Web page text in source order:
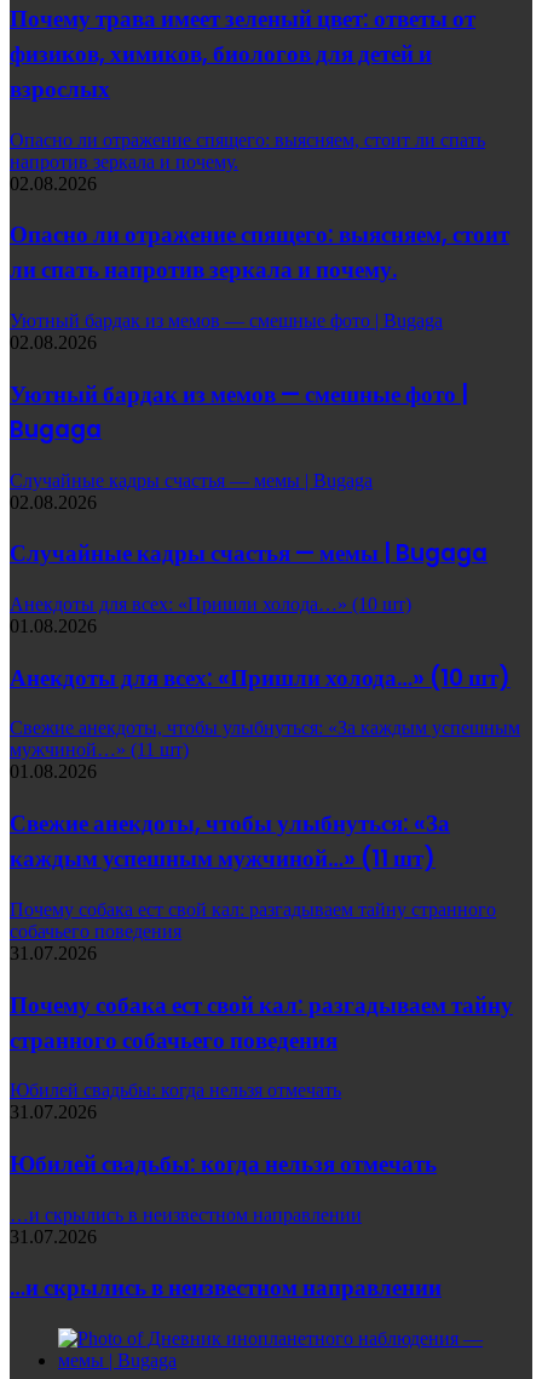
Почему трава имеет зеленый цвет: ответы от
физиков, химиков, биологов для детей и
взрослых
Опасно ли отражение спящего: выясняем, стоит ли спать
напротив зеркала и почему.
02.08.2026
Опасно ли отражение спящего: выясняем, стоит
ли спать напротив зеркала и почему.
Уютный бардак из мемов — смешные фото | Bugaga
02.08.2026
Уютный бардак из мемов — смешные фото |
Bugaga
Случайные кадры счастья — мемы | Bugaga
02.08.2026
Случайные кадры счастья — мемы | Bugaga
Анекдоты для всех: «Пришли холода…» (10 шт)
01.08.2026
Анекдоты для всех: «Пришли холода…» (10 шт)
Свежие анекдоты, чтобы улыбнуться: «За каждым успешным
мужчиной…» (11 шт)
01.08.2026
Свежие анекдоты, чтобы улыбнуться: «За
каждым успешным мужчиной…» (11 шт)
Почему собака ест свой кал: разгадываем тайну странного
собачьего поведения
31.07.2026
Почему собака ест свой кал: разгадываем тайну
странного собачьего поведения
Юбилей свадьбы: когда нельзя отмечать
31.07.2026
Юбилей свадьбы: когда нельзя отмечать
…и скрылись в неизвестном направлении
31.07.2026
…и скрылись в неизвестном направлении